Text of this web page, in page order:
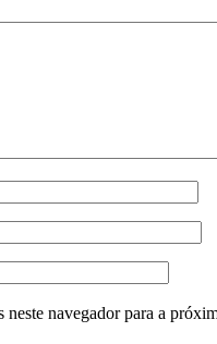
neste navegador para a